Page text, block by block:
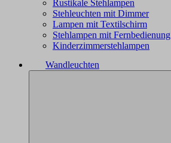
Rustikale Stehlampen
Stehleuchten mit Dimmer
Lampen mit Textilschirm
Stehlampen mit Fernbedienung
Kinderzimmerstehlampen
Wandleuchten